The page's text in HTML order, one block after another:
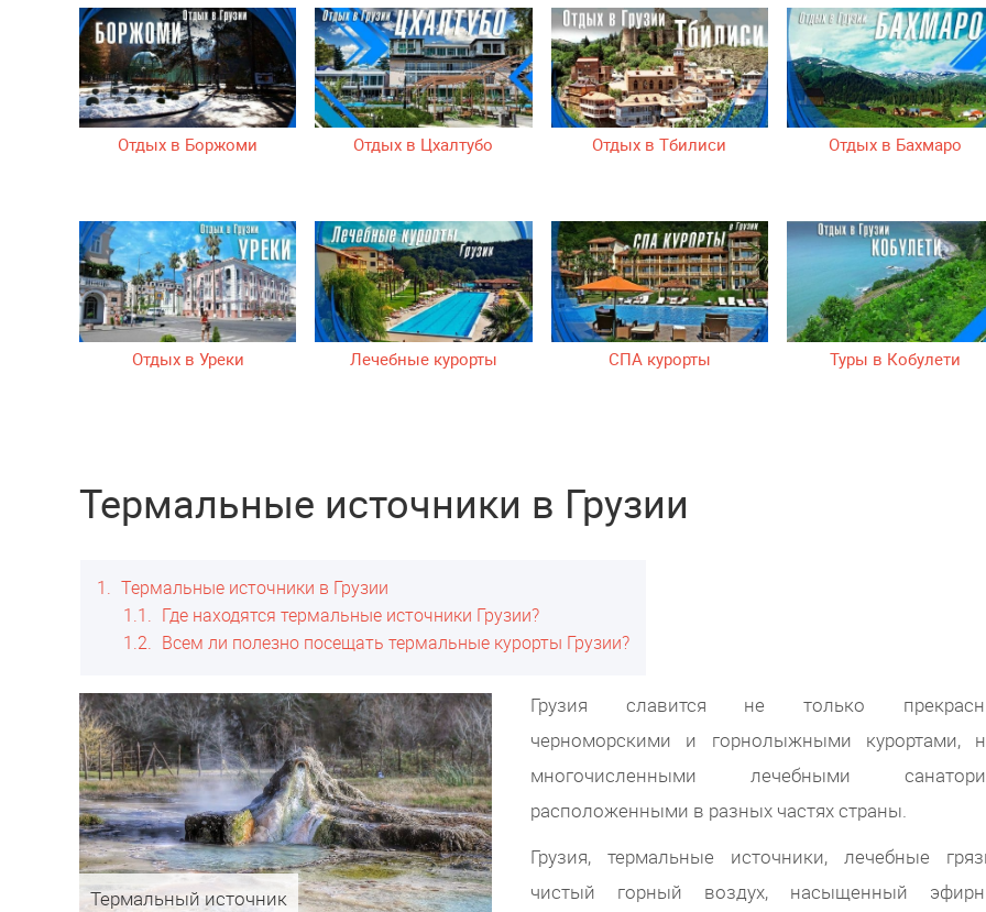
Отдых в Боржоми Отдых в Цхалтубо Отдых в Тбилиси Отдых в Бахмаро
Отдых в Уреки Лечебные курорты СПА курорты Туры в Кобулети
Термальные источники в Грузии
1
Термальные источники в Грузии
1.1
Где находятся термальные источники Грузии?
1.2
Всем ли полезно посещать термальные курорты Грузии?
Термальный источник
Грузия славится не только
черноморскими и горнолыжными курортами,
многочисленными лечебными
расположенными в разных частях страны.
Грузия, термальные источники, лечебные
чистый горный воздух, насыщенный